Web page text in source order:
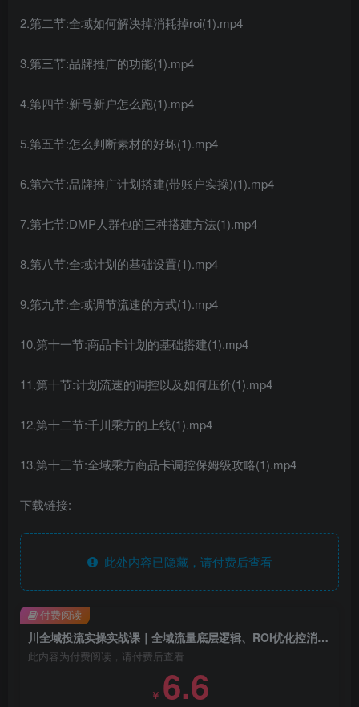
2.第二节:全域如何解决掉消耗掉roi(1).mp4
3.第三节:品牌推广的功能(1).mp4
4.第四节:新号新户怎么跑(1).mp4
5.第五节:怎么判断素材的好坏(1).mp4
6.第六节:品牌推广计划搭建(带账户实操)(1).mp4
7.第七节:DMP人群包的三种搭建方法(1).mp4
8.第八节:全域计划的基础设置(1).mp4
9.第九节:全域调节流速的方式(1).mp4
10.第十一节:商品卡计划的基础搭建(1).mp4
11.第十节:计划流速的调控以及如何压价(1).mp4
12.第十二节:千川乘方的上线(1).mp4
13.第十三节:全域乘方商品卡调控保姆级攻略(1).mp4
下载链接:
此处内容已隐藏，请付费后查看
川全域投流实操实战课｜全域流量底层逻辑、ROI优化控消耗、品牌推广、新号起量、商品卡&乘方全流程落地
此内容为付费阅读，请付费后查看
￥ 6.6
付费阅读